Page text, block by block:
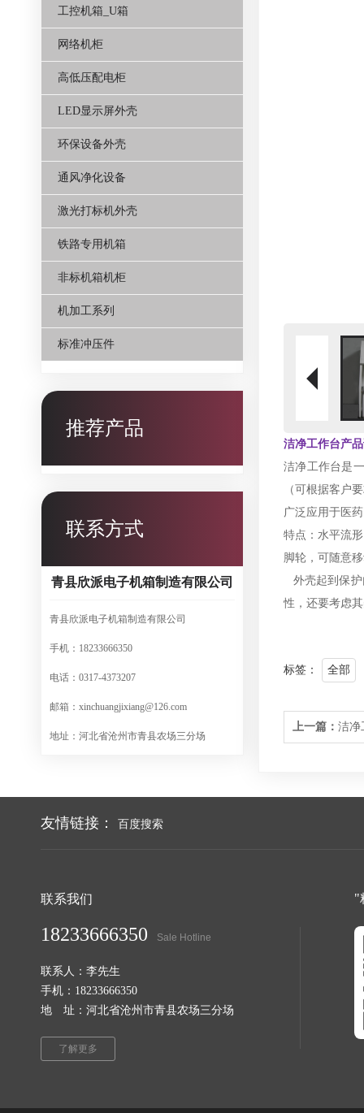
工控机箱_U箱
网络机柜
高低压配电柜
LED显示屏外壳
环保设备外壳
通风净化设备
激光打标机外壳
铁路专用机箱
非标机箱机柜
机加工系列
标准冲压件
推荐产品
联系方式
青县欣派电子机箱制造有限公司
青县欣派电子机箱制造有限公司
手机：18233666350
电话：0317-4373207
邮箱：xinchuangjixiang@126.com
地址：河北省沧州市青县农场三分场
洁净工作台产
洁净工作台是
（可根据客户
广泛应用于医
特点：水平流
脚轮，可随意
外壳起到保护
性，还要考虑
标签： 全部
上一篇： 洁净
友情链接： 百度搜索
联系我们
18233666350 Sale Hotline
联系人：李先生
手机：18233666350
地 址：河北省沧州市青县农场三分场
了解更多
"